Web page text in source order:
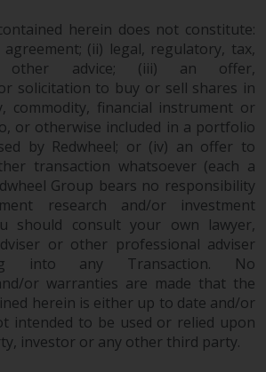
ist weder ein
zum Verkauf noch eine
zur Beteiligung an
oder registrierten
über Redwheel
werden.
im US-Bereich der
Produkte, die
Investment Company
(„40 Act Funds“)
sind. Die 40 Act Funds
im Allgemeinen keine
von Nicht-US-Personen.
Personen kann es
herein does not constitute:
(ii) legal, regulatory, tax,
other advice; (iii) an offer,
solicitation to buy or sell shares in
commodity, financial instrument or
or otherwise included in a portfolio
by Redwheel; or (iv) an offer to
transaction whatsoever (each a
Group bears no responsibility
research and/or investment
should consult your own lawyer,
or other professional adviser
into any Transaction. No
or warranties are made that the
herein is either up to date and/or
intended to be used or relied upon
investor or any other third party.